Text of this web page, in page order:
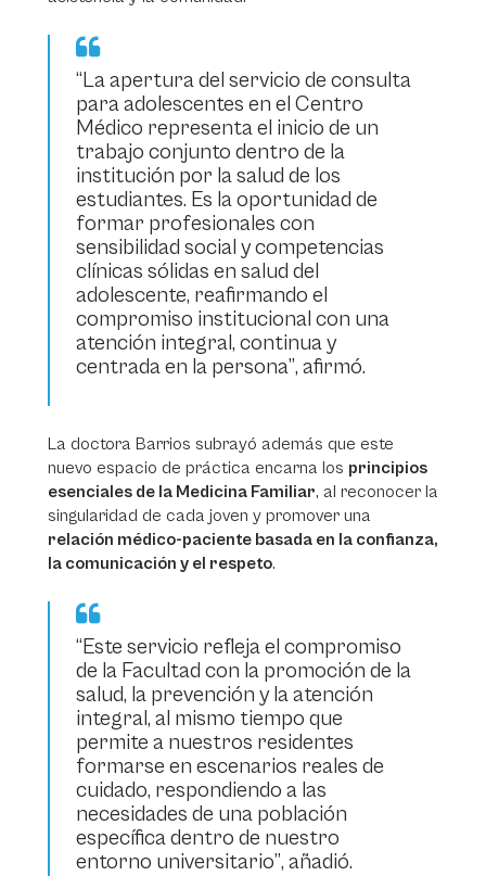
“La apertura del servicio de consulta
para adolescentes en el Centro
Médico representa el inicio de un
trabajo conjunto dentro de la
institución por la salud de los
estudiantes. Es la oportunidad de
formar profesionales con
sensibilidad social y competencias
clínicas sólidas en salud del
adolescente, reafirmando el
compromiso institucional con una
atención integral, continua y
centrada en la persona”, afirmó.
La doctora Barrios subrayó además que este
nuevo espacio de práctica encarna los principios
esenciales de la Medicina Familiar, al reconocer la
singularidad de cada joven y promover una
relación médico-paciente basada en la confianza,
la comunicación y el respeto.
“Este servicio refleja el compromiso
de la Facultad con la promoción de la
salud, la prevención y la atención
integral, al mismo tiempo que
permite a nuestros residentes
formarse en escenarios reales de
cuidado, respondiendo a las
necesidades de una población
específica dentro de nuestro
entorno universitario”, añadió.